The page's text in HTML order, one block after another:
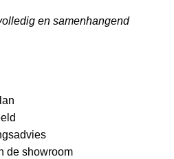
en samenhangend
de showroom